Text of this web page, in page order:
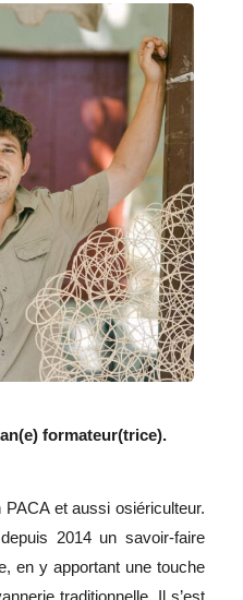
détaillé
formateur(trice).
et aussi osiériculteur.
2014 un savoir-faire
en y apportant une touche
traditionnelle. Il s’est